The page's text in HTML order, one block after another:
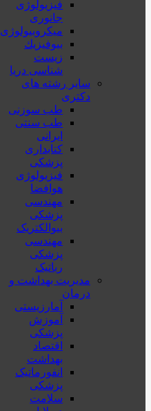
فیزیولوژی
جانوری
میکروبیولوژی
بيوفيزيك
زیست
شناسی دریا
سایر رشته های
دکتری
طب سوزنی
طب سنتی
ایرانی
کتابداری
پزشکی
فیزیولوژی
هوافضا
مهندسی
پزشکی
بیوالکتریک
مهندسی
پزشکی
رباتیک
مدیریت بهداشت و
درمان
آمارزیستی
آموزش
پزشکی
اقتصاد
بهداشت
انفورماتیک
پزشکی
سلامت